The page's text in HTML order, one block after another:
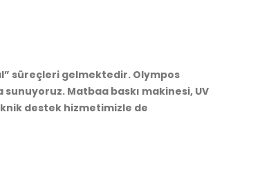
süreçleri gelmektedir. Olympos
Matbaa baskı makinesi, UV
destek hizmetimizle de